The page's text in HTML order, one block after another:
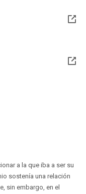
a la que iba a ser su
sostenía una relación
sin embargo, en el